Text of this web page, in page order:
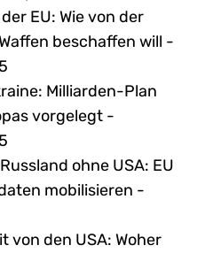
EU: Wie von der
beschaffen will -
Milliarden-Plan
vorgelegt -
ohne USA: EU
mobilisieren -
von den USA: Woher